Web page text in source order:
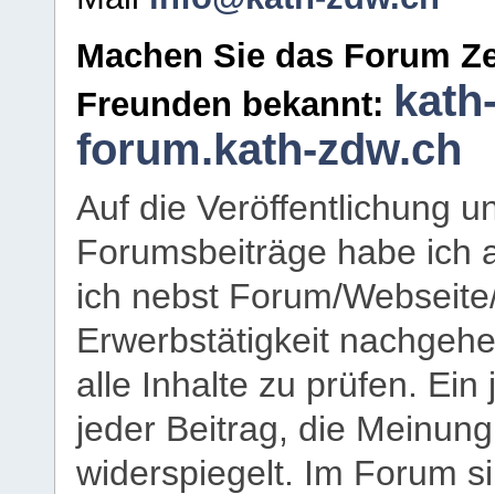
Machen Sie das Forum
Freunden bekannt:
forum.kath-zdw.ch
Auf die Veröffentlichung
Forumsbeiträge habe ich
ich nebst Forum/
Erwerbstätigkeit
alle Inhalte zu prüfen.
jeder Beitrag, die
widerspiegelt. Im Forum